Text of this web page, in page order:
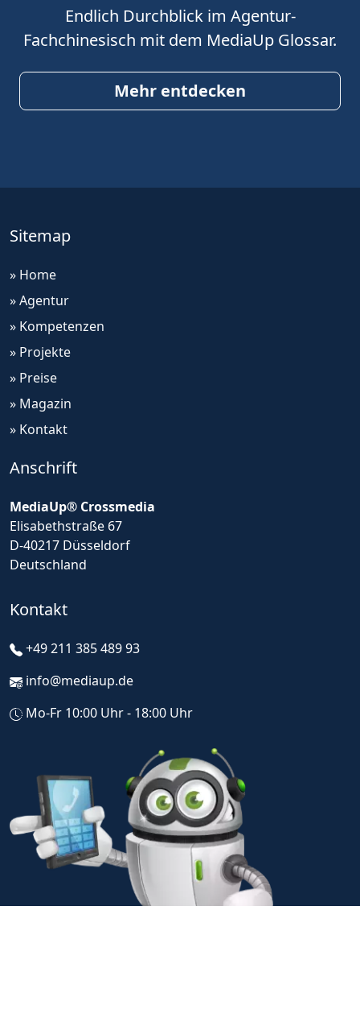
Endlich Durchblick im Agentur-
Fachchinesisch mit dem MediaUp Glossar.
Mehr entdecken
Sitemap
» Home
» Agentur
» Kompetenzen
» Projekte
» Preise
» Magazin
» Kontakt
Anschrift
MediaUp® Crossmedia
Elisabethstraße 67
D-40217 Düsseldorf
Deutschland
Kontakt
+49 211 385 489 93
info@mediaup.de
Mo-Fr 10:00 Uhr - 18:00 Uhr